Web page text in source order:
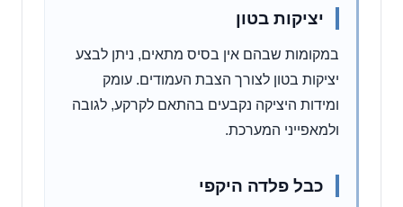
יציקות בטון
במקומות שבהם אין בסיס מתאים, ניתן לבצע
יציקות בטון לצורך הצבת העמודים. עומק
ומידות היציקה נקבעים בהתאם לקרקע, לגובה
ולמאפייני המערכת.
כבל פלדה היקפי